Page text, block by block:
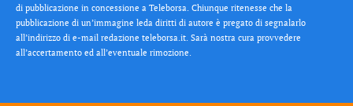
di pubblicazione in concessione a Teleborsa. Chiunque ritenesse che la
pubblicazione di un’immagine leda diritti di autore è pregato di segnalarlo
all’indirizzo di e-mail redazione teleborsa.it. Sarà nostra cura provvedere
all’accertamento ed all’eventuale rimozione.